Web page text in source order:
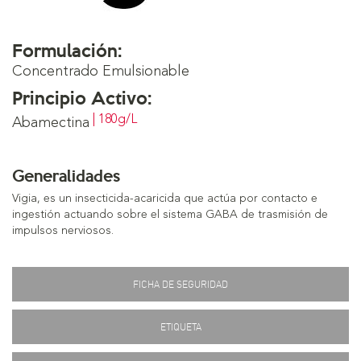
Formulación:
Concentrado Emulsionable
Principio Activo:
Abamectina | 180g/L
Generalidades
Vigia, es un insecticida-acaricida que actúa por contacto e
ingestión actuando sobre el sistema GABA de trasmisión de
impulsos nerviosos.
FICHA DE SEGURIDAD
ETIQUETA